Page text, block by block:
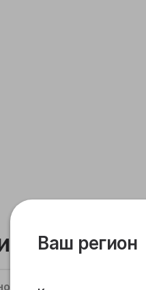
камера
Ваш регион